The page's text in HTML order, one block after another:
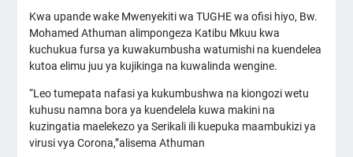
Kwa upande wake Mwenyekiti wa TUGHE wa ofisi hiyo, Bw.
Mohamed Athuman alimpongeza Katibu Mkuu kwa
kuchukua fursa ya kuwakumbusha watumishi na kuendelea
kutoa elimu juu ya kujikinga na kuwalinda wengine.
“Leo tumepata nafasi ya kukumbushwa na kiongozi wetu
kuhusu namna bora ya kuendelela kuwa makini na
kuzingatia maelekezo ya Serikali ili kuepuka maambukizi ya
virusi vya Corona,”alisema Athuman